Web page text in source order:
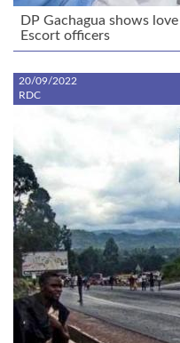
DP Gachagua shows
Escort officers
20/09/2022
RDC